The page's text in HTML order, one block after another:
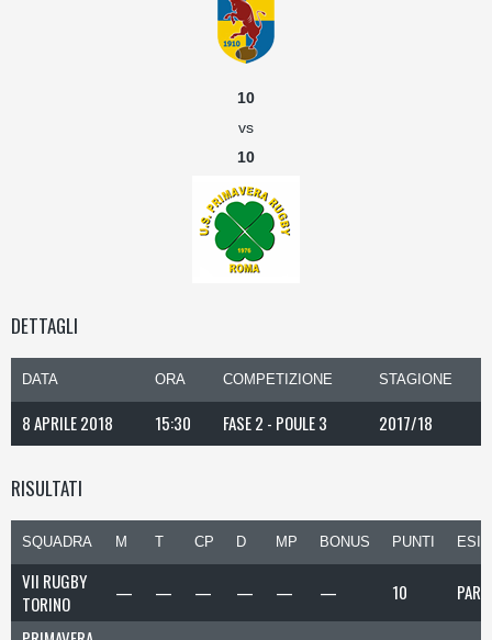
10
vs
10
DETTAGLI
DATA ORA COMPETIZIONE STAGIONE
8 APRILE 2018 15:30 FASE 2 - POULE 3 2017/18
RISULTATI
SQUADRA M T CP D MP BONUS PUNTI
VII RUGBY
TORINO
— — — — — — 10